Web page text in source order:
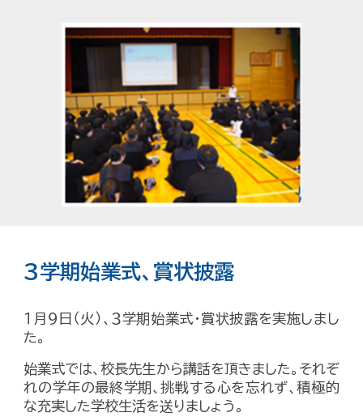
3学期始業式、賞状披露
１月９日（火）、３学期始業式・賞状披露を実施しまし
た。
始業式では、校長先生から講話を頂きました。それぞ
れの学年の最終学期、挑戦する心を忘れず、積極的
な充実した学校生活を送りましょう。